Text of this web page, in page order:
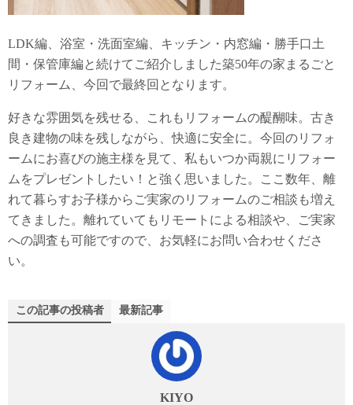
LDK編、浴室・洗面室編、キッチン・内窓編・勝手口土
間・保管庫編と続けてご紹介しました築50年の家まるごと
リフォーム、今回で最終回となります。
好きな雰囲気を残せる、これもリフォームの醍醐味。古き
良き建物の味を残しながら、快適に安全に。今回のリフォ
ームにお喜びの施主様を見て、私もいつか両親にリフォー
ムをプレゼントしたい！と強く思いました。ここ数年、離
れて暮らすお子様からご実家のリフォームのご相談も増え
てきました。離れていてもリモートによる相談や、ご実家
への調査も可能ですので、お気軽にお問い合わせくださ
い。
この記事の投稿者 最新記事
KIYO